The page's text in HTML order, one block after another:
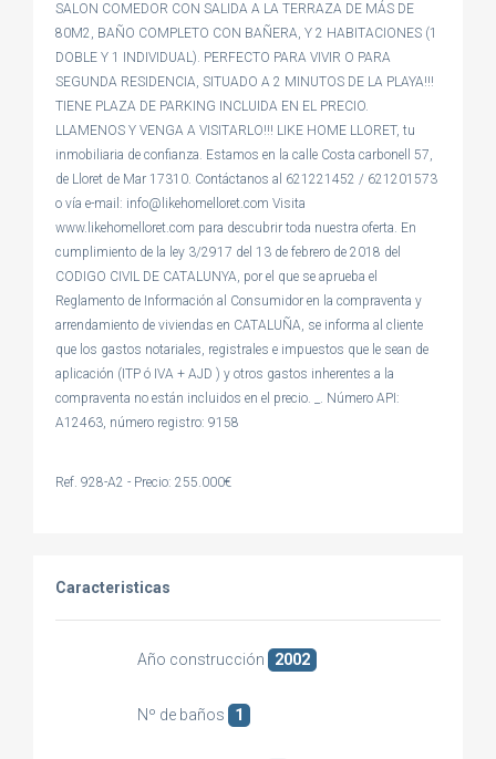
SALON COMEDOR CON SALIDA A LA TERRAZA DE MÁS DE
80M2, BAÑO COMPLETO CON BAÑERA, Y 2 HABITACIONES (1
DOBLE Y 1 INDIVIDUAL). PERFECTO PARA VIVIR O PARA
SEGUNDA RESIDENCIA, SITUADO A 2 MINUTOS DE LA PLAYA!!!
TIENE PLAZA DE PARKING INCLUIDA EN EL PRECIO.
LLAMENOS Y VENGA A VISITARLO!!! LIKE HOME LLORET, tu
inmobiliaria de confianza. Estamos en la calle Costa carbonell 57,
de Lloret de Mar 17310. Contáctanos al 621221452 / 621201573
o vía e-mail: info@likehomelloret.com Visita
www.likehomelloret.com para descubrir toda nuestra oferta. En
cumplimiento de la ley 3/2917 del 13 de febrero de 2018 del
CODIGO CIVIL DE CATALUNYA, por el que se aprueba el
Reglamento de Información al Consumidor en la compraventa y
arrendamiento de viviendas en CATALUÑA, se informa al cliente
que los gastos notariales, registrales e impuestos que le sean de
aplicación (ITP ó IVA + AJD ) y otros gastos inherentes a la
compraventa no están incluidos en el precio. _. Número API:
A12463, número registro: 9158
Ref. 928-A2 - Precio: 255.000€
Caracteristicas
Año construcción 2002
Nº de baños 1